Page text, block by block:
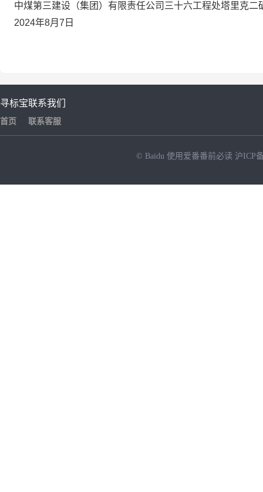
中煤第三建设（集团）有限责任公司三十六工程处塔里克二
2024年8月 7 日
寻标宝
首页
联系我们
联系客服
© Baidu 使用爱番番前必读 沪ICP